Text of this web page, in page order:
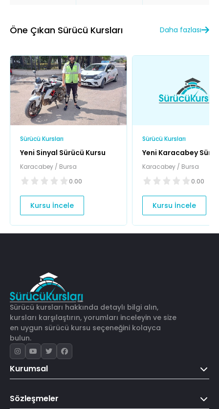
Öne Çıkan Sürücü Kursları Daha fazlası
Sürücü Kursları
Yeni Sinyal Sürücü Kursu
Karacabey / Bursa
0.00
Kursu İncele
Sürücü Kursları
Yeni Karacabey
Karacabey / Bursa
0.00
Kursu İncele
Sürücü kursları hakkında detaylı bilgi alın,
kursları karşılaştırın, yorumları inceleyin ve size
en uygun sürücü kursu seçeneğini kolayca
bulun.
Kurumsal
Sözleşmeler